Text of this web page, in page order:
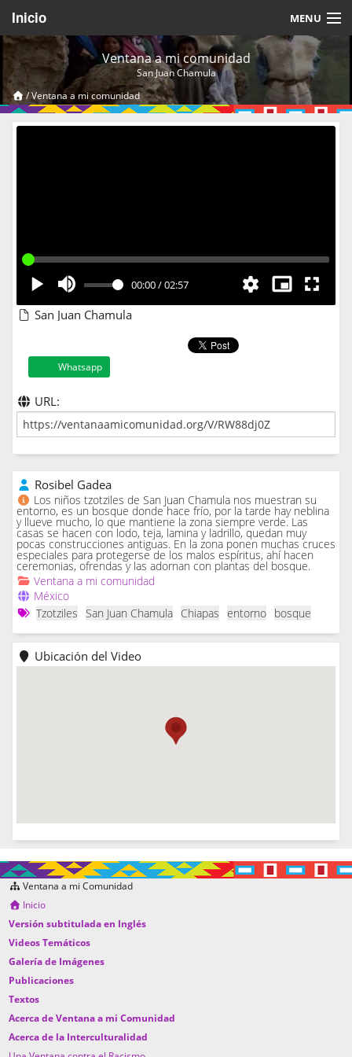
Inicio MENU
Acerca de
Videos Temáticos
Cerrar Sesión
Ventana a mi comunidad
San Juan Chamula
/Ventana a mi comunidad
00:00/02:57
San Juan Chamula
Whatsapp
URL:
Rosibel Gadea
Los niños tzotziles de San Juan Chamula nos muestran su
entorno, es un bosque donde hace frío, por la tarde hay neblina
y llueve mucho, lo que mantiene la zona siempre verde. Las
casas se hacen con lodo, teja, lamina y ladrillo, quedan muy
pocas construcciones antiguas. En la zona ponen muchas cruces
especiales para protegerse de los malos espíritus, ahí hacen
ceremonias, ofrendas y las adornan con plantas del bosque.
Ventana a mi comunidad
México
Tzotziles
San Juan Chamula Chiapas entorno bosque
Ubicación del Video
Ventana a mi Comunidad
Inicio
Versión subtitulada en Inglés
Videos Temáticos
Galería de Imágenes
Publicaciones
Textos
Acerca de Ventana a mi Comunidad
Acerca de la Interculturalidad